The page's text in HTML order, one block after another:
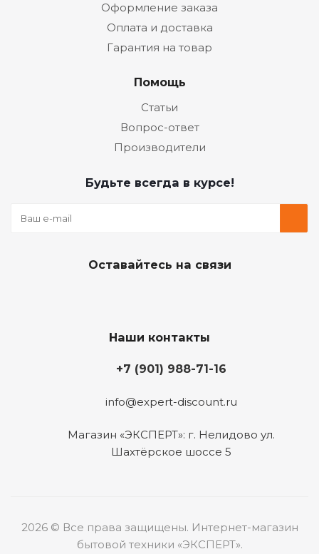
Оформление заказа
Оплата и доставка
Гарантия на товар
Помощь
Статьи
Вопрос-ответ
Производители
Будьте всегда в курсе!
Оставайтесь на связи
Наши контакты
+7 (901) 988-71-16
info@expert-discount.ru
Магазин «ЭКСПЕРТ»: г. Нелидово ул.
Шахтёрское шоссе 5
2026 © Все права защищены. Интернет-магазин
бытовой техники «ЭКСПЕРТ».